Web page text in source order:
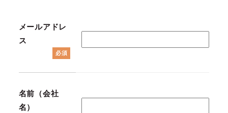
メールアドレ
ス
必須
名前（会社
名）